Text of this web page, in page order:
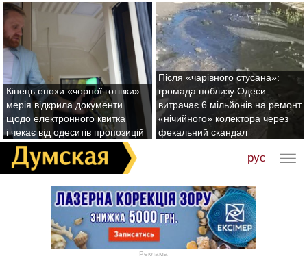
Кінець епохи «чорної готівки»:
мерія відкрила документи
щодо електронного квитка
і чекає від одеситів пропозицій
Після «чарівного стусана»:
громада поблизу Одеси
витрачає 6 мільйонів на ремонт
«нічийного» колектора через
фекальний скандал
рус
Реклама